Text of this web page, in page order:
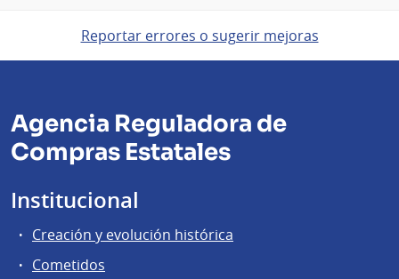
Reportar errores o sugerir mejoras
Agencia Reguladora de
Compras Estatales
Institucional
Creación y evolución histórica
Cometidos